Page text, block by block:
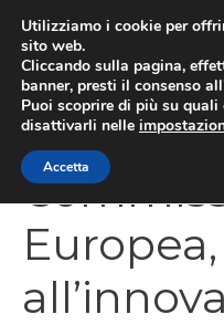
contenuto
Utilizziamo i cookie per
sito web.
Cliccando sulla pagina,
banner, presti il consenso
Puoi scoprire di più su
disattivarli nelle
Accetta